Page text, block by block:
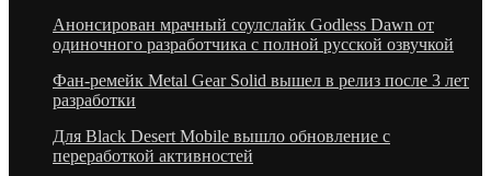
Анонсирован мрачный соулслайк Godless Dawn от
одиночного разработчика с полной русской озвучкой
Фан-ремейк Metal Gear Solid вышел в релиз после 3 лет
разработки
Для Black Desert Mobile вышло обновление с
переработкой активностей